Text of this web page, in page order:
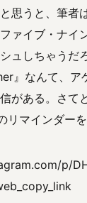
思うと、筆者
ァイブ・ナイ
ュしちゃうだ
』なんて、
がある。さて
リマインダー
p/